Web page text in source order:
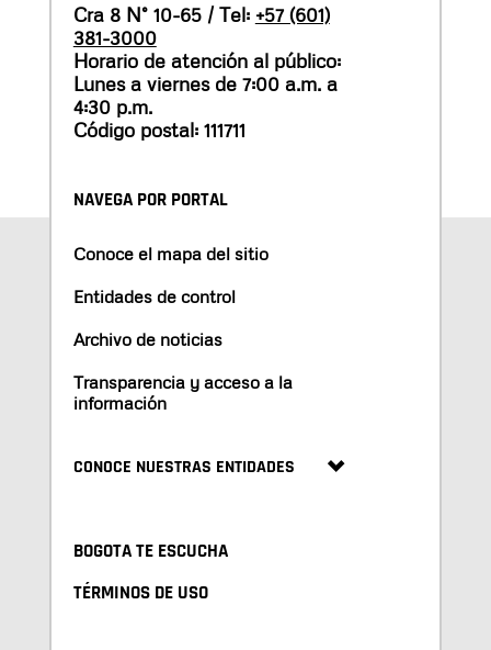
Cra 8 N° 10-65 / Tel: +57 (601)
381-3000
Horario de atención al público:
Lunes a viernes de 7:00 a.m. a
4:30 p.m.
Código postal: 111711
NAVEGA POR PORTAL
Conoce el mapa del sitio
Entidades de control
Archivo de noticias
Transparencia y acceso a la
información
CONOCE NUESTRAS ENTIDADES
BOGOTA TE ESCUCHA
TÉRMINOS DE USO